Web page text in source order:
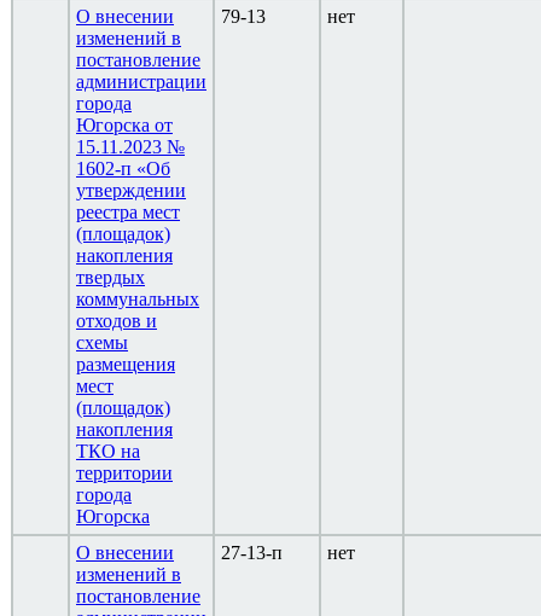
О внесении
изменений в
постановление
администрации
города
Югорска от
15.11.2023 №
1602-п «Об
утверждении
реестра мест
(площадок)
накопления
твердых
коммунальных
отходов и
схемы
размещения
мест
(площадок)
накопления
ТКО на
территории
города
Югорска
79-13 нет
О внесении
изменений в
постановление
27-13-п нет